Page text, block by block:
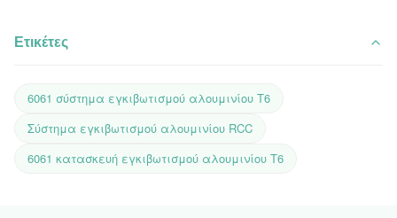
Ετικέτες
6061 σύστημα εγκιβωτισμού αλουμινίου T6
Σύστημα εγκιβωτισμού αλουμινίου RCC
6061 κατασκευή εγκιβωτισμού αλουμινίου T6